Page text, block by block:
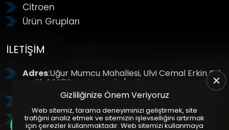
Citroen
Ürün Grupları
İLETIŞIM
Adres:Uğur Mumcu Mahallesi, Ulvi Cemal Erkin Cd.
No:61, 06370 Yenimahalle/Ankara
: +90 (312) 354 8888
GSM: +90 (532) 343 4085
Gizliliğinize Önem Veriyoruz
Web sitemiz, tarama deneyiminizi geliştirmek, site
trafiğini analiz etmek ve sitemizin işlevselliğini artırmak
için çerezler kullanmaktadır. Web sitemizi kullanmaya